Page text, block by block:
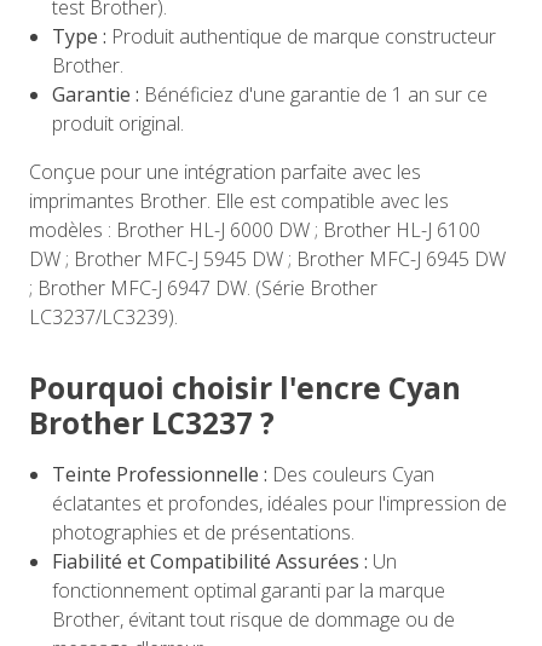
test Brother).
Type : Produit authentique de marque constructeur
Brother.
Garantie : Bénéficiez d'une garantie de 1 an sur ce
produit original.
Conçue pour une intégration parfaite avec les
imprimantes Brother. Elle est compatible avec les
modèles : Brother HL-J 6000 DW ; Brother HL-J 6100
DW ; Brother MFC-J 5945 DW ; Brother MFC-J 6945 DW
; Brother MFC-J 6947 DW. (Série Brother
LC3237/LC3239).
Pourquoi choisir l'encre Cyan
Brother LC3237 ?
Teinte Professionnelle : Des couleurs Cyan
éclatantes et profondes, idéales pour l'impression de
photographies et de présentations.
Fiabilité et Compatibilité Assurées : Un
fonctionnement optimal garanti par la marque
Brother, évitant tout risque de dommage ou de